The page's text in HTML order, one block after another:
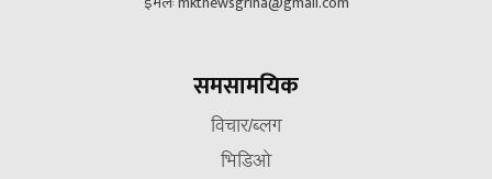
समसामयिक
विचार/ब्लग
भिडिओ